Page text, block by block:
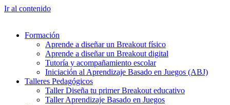
Ir al contenido
Formación
Aprende a diseñar un Breakout físico
Aprende a diseñar un Breakout digital
Tutoría y acompañamiento escolar
Iniciación al Aprendizaje Basado en Juegos (ABJ)
Talleres Pedagógicos
Taller Diseña tu primer Breakout educativo
Taller Aprendizaje Basado en Juegos